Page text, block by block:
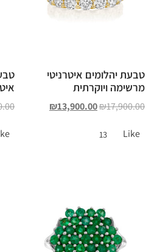
טבעת יהלומים איטרניטי
מרשימה ויוקרתית
₪17,900.00
₪13,900.00
Like
13